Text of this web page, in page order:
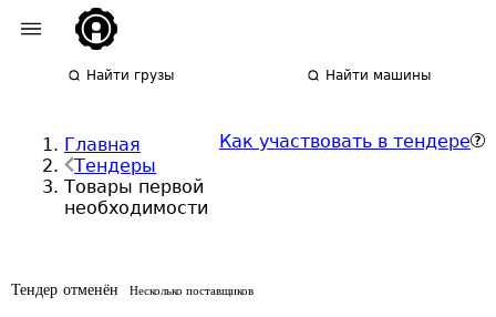
Найти грузы Найти машины
Главная
Тендеры
Товары первой
необходимости
Как участвовать в тендере
Тендер отменён Несколько поставщиков